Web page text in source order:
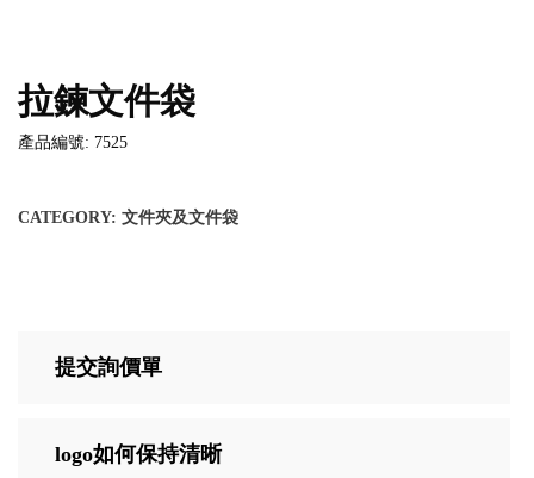
拉鍊文件袋
產品編號: 7525
CATEGORY: 文件夾及文件袋
提交詢價單
logo如何保持清晰